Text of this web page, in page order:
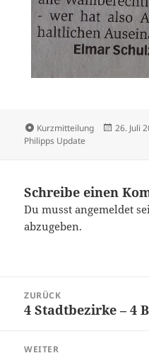
Kurzmitteilung 26. Juli
Philipps Update
Schreibe einen
Du musstangemeldet
abzugeben.
ZURÜCK
4 Stadtbezirke – 4
WEITER